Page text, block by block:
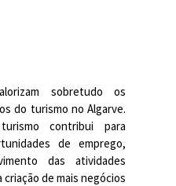
sobretudo os
do turismo no Algarve.
contribui para
de emprego,
das atividades
criação de mais negócios